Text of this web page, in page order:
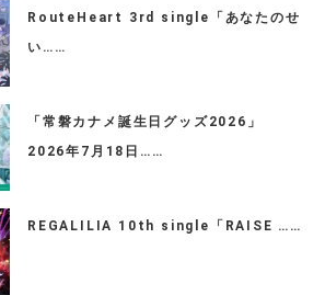
RouteHeart 3rd single「あなたのせ
い……
「常磐カナメ誕生日グッズ2026」
2026年7月18日……
REGALILIA 10th single「RAISE ……